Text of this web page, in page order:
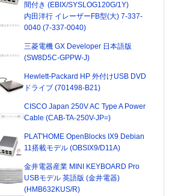
間付き (EBIX/SYSLOG120G/1Y)
内田洋行 イレーザーFB型(大) 7-337-
0040 (7-337-0040)
三菱電機 GX Developer 日本語版
(SW8D5C-GPPW-J)
Hewlett-Packard HP 外付けUSB DVD
ドライブ (701498-B21)
CISCO Japan 250V AC Type A Power
Cable (CAB-TA-250V-JP=)
PLAT'HOME OpenBlocks IX9 Debian
11搭載モデル (OBSIX9/D11A)
金井電器産業 MINI KEYBOARD Pro
USBモデル 英語版 (金井電器)
(HMB632KUS/R)